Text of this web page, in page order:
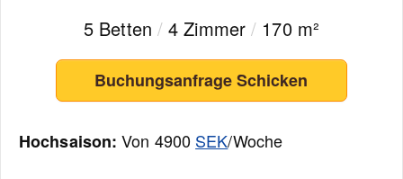
5 Betten / 4 Zimmer/ 170 m²
Buchungsanfrage Schicken
Hochsaison: Von 4900 SEK/Woche